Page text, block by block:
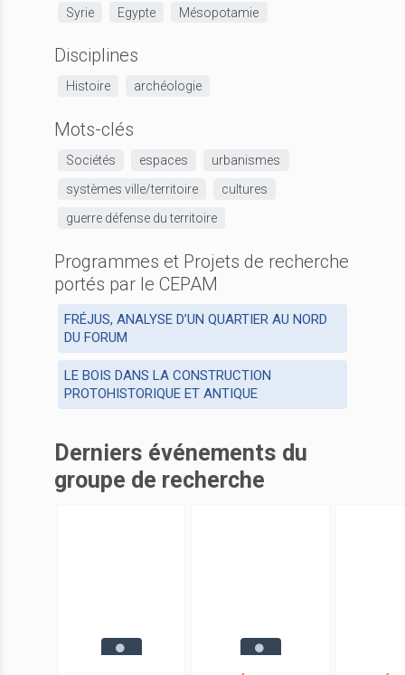
Syrie Egypte Mésopotamie
Disciplines
Histoire archéologie
Mots-clés
Sociétés espaces
urbanismes
systèmes ville/territoire
cultures
guerre défense du territoire
Programmes et Projets de recherche
portés par le CEPAM
FRÉJUS, ANALYSE D’UN QUARTIER AU NORD
DU FORUM
LE BOIS DANS LA CONSTRUCTION
PROTOHISTORIQUE ET ANTIQUE
Derniers événements du
groupe de recherche